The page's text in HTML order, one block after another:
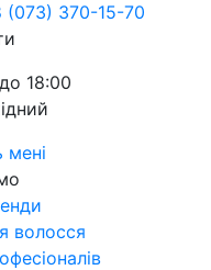
(073) 370-15-70
18:00
мені
волосся